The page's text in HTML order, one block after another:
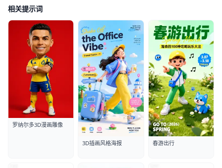
相关提示词
罗纳尔多3D漫画雕像
3D插画风格海报 春游出行